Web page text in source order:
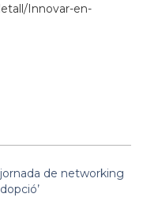
Innovar-en-
de networking